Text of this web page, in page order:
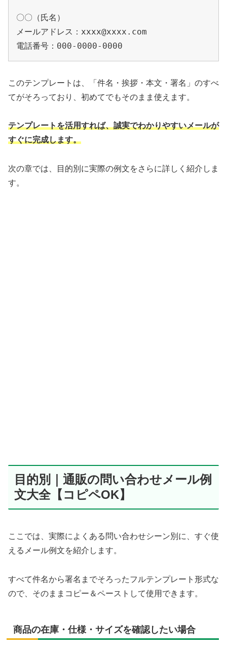
〇〇（氏名）
メールアドレス：xxxx@xxxx.com
このテンプレートは、「件名・挨拶・本文・署名」のすべ
てがそろっており、初めてでもそのまま使えます。
テンプレートを活用すれば、誠実でわかりやすいメールが
すぐに完成します。
次の章では、目的別に実際の例文をさらに詳しく紹介しま
す。
目的別｜通販の問い合わせメール例
文大全【コピペOK】
ここでは、実際によくある問い合わせシーン別に、すぐ使
えるメール例文を紹介します。
すべて件名から署名までそろったフルテンプレート形式な
ので、そのままコピー＆ペーストして使用できます。
商品の在庫・仕様・サイズを確認したい場合